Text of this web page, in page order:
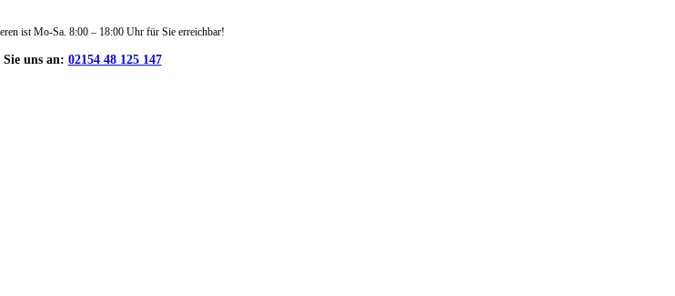
ist Mo-Sa. 8:00 – 18:00 Uhr für Sie erreichbar!
uns an: 02154 48 125 147